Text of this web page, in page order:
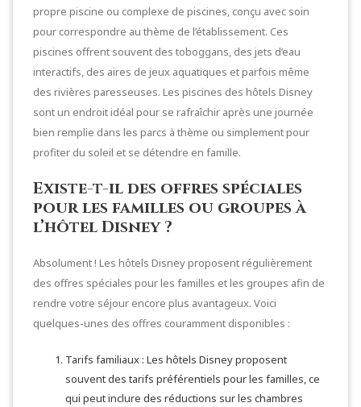
propre piscine ou complexe de piscines, conçu avec soin
pour correspondre au thème de l’établissement. Ces
piscines offrent souvent des toboggans, des jets d’eau
interactifs, des aires de jeux aquatiques et parfois même
des rivières paresseuses. Les piscines des hôtels Disney
sont un endroit idéal pour se rafraîchir après une journée
bien remplie dans les parcs à thème ou simplement pour
profiter du soleil et se détendre en famille.
Existe-t-il des offres spéciales
pour les familles ou groupes à
l’hôtel Disney ?
Absolument ! Les hôtels Disney proposent régulièrement
des offres spéciales pour les familles et les groupes afin de
rendre votre séjour encore plus avantageux. Voici
quelques-unes des offres couramment disponibles :
Tarifs familiaux : Les hôtels Disney proposent
souvent des tarifs préférentiels pour les familles, ce
qui peut inclure des réductions sur les chambres